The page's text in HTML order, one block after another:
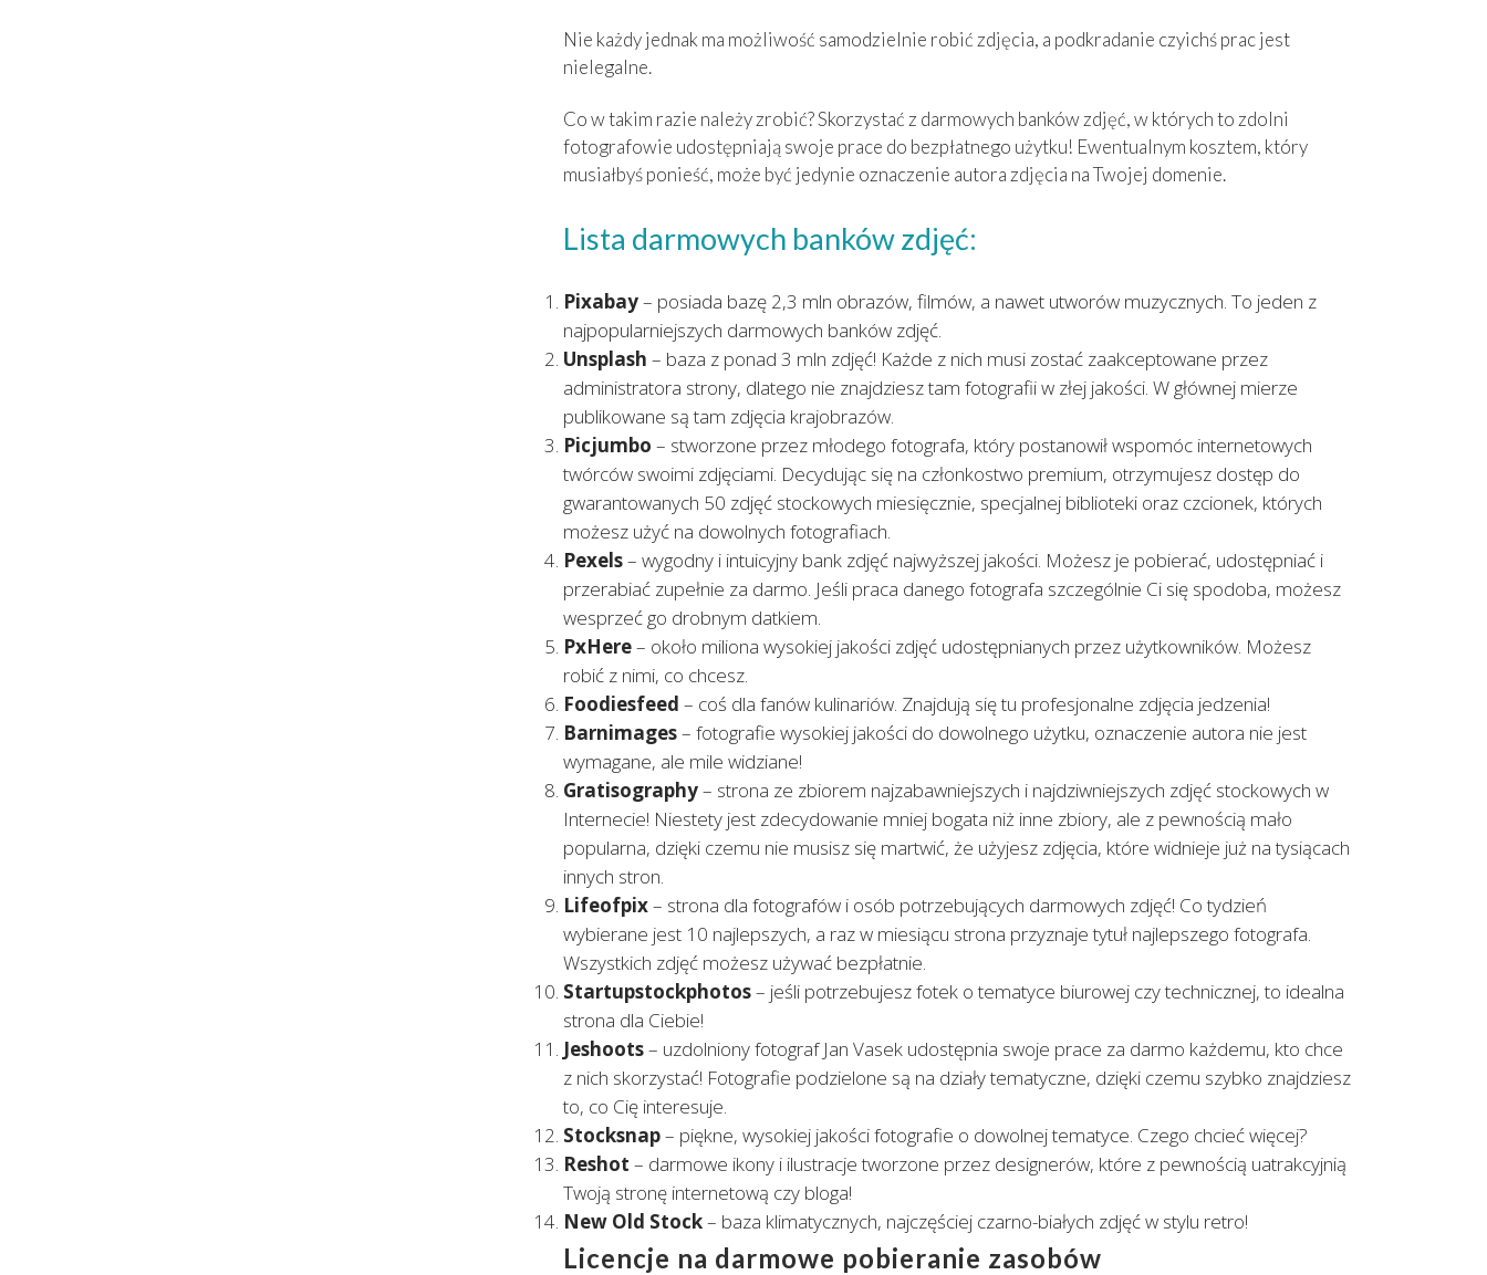
Nie każdy jednak ma możliwość samodzielnie robić zdjęcia, a podkradanie czyichś prac jest
nielegalne.
Co w takim razie należy zrobić? Skorzystać z darmowych banków zdjęć, w których to zdolni
fotografowie udostępniają swoje prace do bezpłatnego użytku! Ewentualnym kosztem, który
musiałbyś ponieść, może być jedynie oznaczenie autora zdjęcia na Twojej domenie.
Lista darmowych banków zdjęć:
Pixabay– posiada bazę 2,3 mln obrazów, filmów, a nawet utworów muzycznych. To jeden z
najpopularniejszych darmowych banków zdjęć.
Unsplash – baza z ponad 3 mln zdjęć! Każde z nich musi zostać zaakceptowane przez
administratora strony, dlatego nie znajdziesz tam fotografii w złej jakości. W głównej mierze
publikowane są tam zdjęcia krajobrazów.
Picjumbo – stworzone przez młodego fotografa, który postanowił wspomóc internetowych
twórców swoimi zdjęciami. Decydując się na członkostwo premium, otrzymujesz dostęp do
gwarantowanych 50 zdjęć stockowych miesięcznie, specjalnej biblioteki oraz czcionek, których
możesz użyć na dowolnych fotografiach.
Pexels– wygodny i intuicyjny bank zdjęć najwyższej jakości. Możesz je pobierać, udostępniać i
przerabiać zupełnie za darmo. Jeśli praca danego fotografa szczególnie Ci się spodoba, możesz
wesprzeć go drobnym datkiem.
PxHere– około miliona wysokiej jakości zdjęć udostępnianych przez użytkowników. Możesz
robić z nimi, co chcesz.
Foodiesfeed – coś dla fanów kulinariów. Znajdują się tu profesjonalne zdjęcia jedzenia!
Barnimages– fotografie wysokiej jakości do dowolnego użytku, oznaczenie autora nie jest
wymagane, ale mile widziane!
Gratisography– strona ze zbiorem najzabawniejszych i najdziwniejszych zdjęć stockowych w
Internecie! Niestety jest zdecydowanie mniej bogata niż inne zbiory, ale z pewnością mało
popularna, dzięki czemu nie musisz się martwić, że użyjesz zdjęcia, które widnieje już na tysiącach
innych stron.
Lifeofpix– strona dla fotografów i osób potrzebujących darmowych zdjęć! Co tydzień
wybierane jest 10 najlepszych, a raz w miesiącu strona przyznaje tytuł najlepszego fotografa.
Wszystkich zdjęć możesz używać bezpłatnie.
Startupstockphotos– jeśli potrzebujesz fotek o tematyce biurowej czy technicznej, to idealna
strona dla Ciebie!
Jeshoots– uzdolniony fotograf Jan Vasek udostępnia swoje prace za darmo każdemu, kto chce
z nich skorzystać! Fotografie podzielone są na działy tematyczne, dzięki czemu szybko znajdziesz
to, co Cię interesuje.
Stocksnap– piękne, wysokiej jakości fotografie o dowolnej tematyce. Czego chcieć więcej?
Reshot – darmowe ikony i ilustracje tworzone przez designerów, które z pewnością uatrakcyjnią
Twoją stronę internetową czy bloga!
New Old Stock– baza klimatycznych, najczęściej czarno-białych zdjęć w stylu retro!
Licencje na darmowe pobieranie zasobów